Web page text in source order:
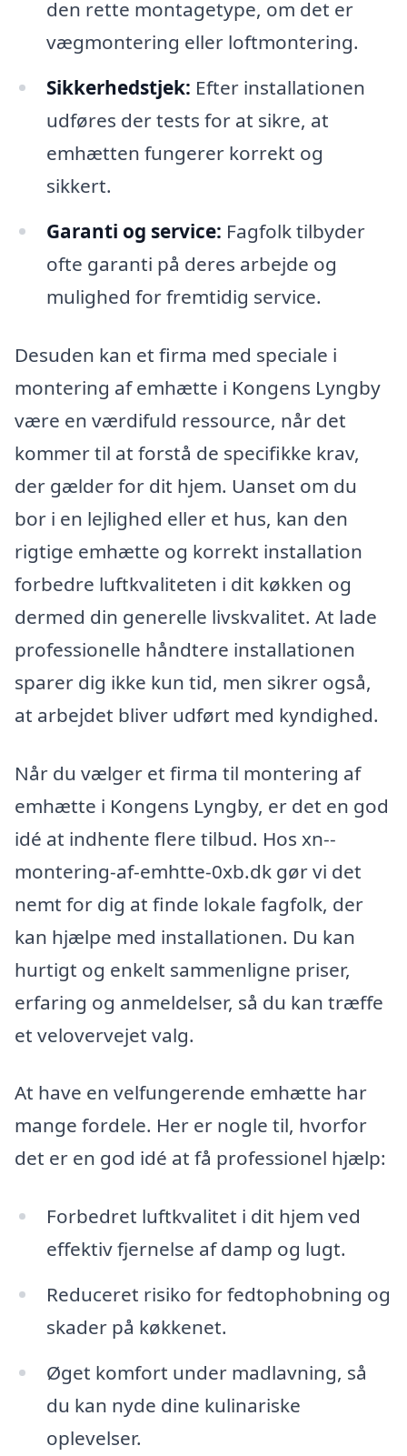
den rette montagetype, om det er
vægmontering eller loftmontering.
Sikkerhedstjek: Efter installationen
udføres der tests for at sikre, at
emhætten fungerer korrekt og
sikkert.
Garanti og service: Fagfolk tilbyder
ofte garanti på deres arbejde og
mulighed for fremtidig service.
Desuden kan et firma med speciale i
montering af emhætte i Kongens Lyngby
være en værdifuld ressource, når det
kommer til at forstå de specifikke krav,
der gælder for dit hjem. Uanset om du
bor i en lejlighed eller et hus, kan den
rigtige emhætte og korrekt installation
forbedre luftkvaliteten i dit køkken og
dermed din generelle livskvalitet. At lade
professionelle håndtere installationen
sparer dig ikke kun tid, men sikrer også,
at arbejdet bliver udført med kyndighed.
Når du vælger et firma til montering af
emhætte i Kongens Lyngby, er det en god
idé at indhente flere tilbud. Hos xn--
montering-af-emhtte-0xb.dk gør vi det
nemt for dig at finde lokale fagfolk, der
kan hjælpe med installationen. Du kan
hurtigt og enkelt sammenligne priser,
erfaring og anmeldelser, så du kan træffe
et velovervejet valg.
At have en velfungerende emhætte har
mange fordele. Her er nogle til, hvorfor
det er en god idé at få professionel hjælp:
Forbedret luftkvalitet i dit hjem ved
effektiv fjernelse af damp og lugt.
Reduceret risiko for fedtophobning og
skader på køkkenet.
Øget komfort under madlavning, så
du kan nyde dine kulinariske
oplevelser.